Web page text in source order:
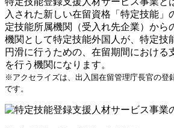
入された新しい在留資格「特定技能」
定技能所属機関（受入れ先企業）から
機関として特定技能外国人が、特定技
円滑に行うための、在留期間における
を行う機関になります。
※アクセライズは、出入国在留管理庁長官の登
です。